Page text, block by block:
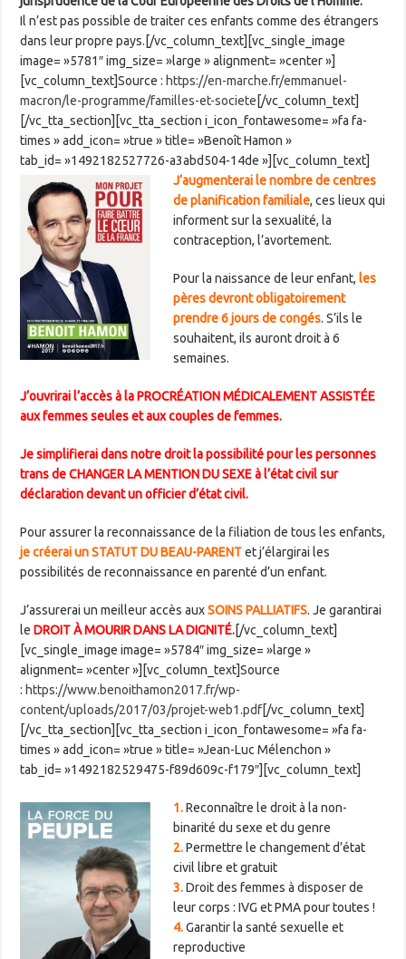
Il n’est pas possible de traiter ces enfants comme des étrangers
dans leur propre pays.[/vc_column_text][vc_single_image
image= »5781″ img_size= »large » alignment= »center »]
[vc_column_text]Source : https://en-marche.fr/emmanuel-
macron/le-programme/familles-et-societe [/vc_column_text]
[/vc_tta_section][vc_tta_section i_icon_fontawesome= »fa fa-
times » add_icon= »true » title= »Benoît Hamon »
tab_id= »1492182527726-a3abd504-14de »][vc_column_text]
J’augmenterai le nombre de centres
de planification familiale, ces lieux qui
informent sur la sexualité, la
contraception, l’avortement.
Pour la naissance de leur enfant, les
pères devront obligatoirement
prendre 6 jours de congés. S’ils le
souhaitent, ils auront droit à 6
semaines.
J’ouvrirai l’accès à la PROCRÉATION MÉDICALEMENT ASSISTÉE
aux femmes seules et aux couples de femmes.
Je simplifierai dans notre droit la possibilité pour les personnes
trans de CHANGER LA MENTION DU SEXE à l’état civil sur
déclaration devant un officier d’état civil.
Pour assurer la reconnaissance de la filiation de tous les enfants,
je créerai un STATUT DU BEAU-PARENTet j’élargirai les
possibilités de reconnaissance en parenté d’un enfant.
J’assurerai un meilleur accès auxSOINS PALLIATIFS. Je garantirai
leDROIT À MOURIR DANS LA DIGNITÉ.[/vc_column_text]
[vc_single_image image= »5784″ img_size= »large »
alignment= »center »][vc_column_text]Source
: https://www.benoithamon2017.fr/wp-
content/uploads/2017/03/projet-web1.pdf[/vc_column_text]
[/vc_tta_section][vc_tta_section i_icon_fontawesome= »fa fa-
times » add_icon= »true » title= »Jean-Luc Mélenchon »
tab_id= »1492182529475-f89d609c-f179″][vc_column_text]
1. Reconnaître le droit à la non-
binarité du sexe et du genre
2.Permettre le changement d’état
civil libre et gratuit
3.Droit des femmes à disposer de
leur corps : IVG et PMA pour toutes !
4.Garantir la santé sexuelle et
reproductive